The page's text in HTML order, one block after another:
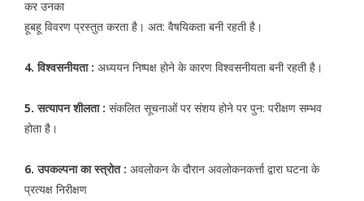
कर उनका
हूबहू विवरण प्रस्तुत करता है। अत: वैषयिकता बनी रहती है।
4. विश्वसनीयता : अध्ययन निष्पक्ष होने के कारण विश्वसनीयता बनी रहती है।
5. सत्यापन शीलता : संकलित सूचनाओं पर संशय होने पर पुन: परीक्षण सम्भव
होता है।
6. उपकल्पना का स्त्रोत : अवलोकन के दौरान अवलोकनकर्त्ता द्वारा घटना के
प्रत्यक्ष निरीक्षण